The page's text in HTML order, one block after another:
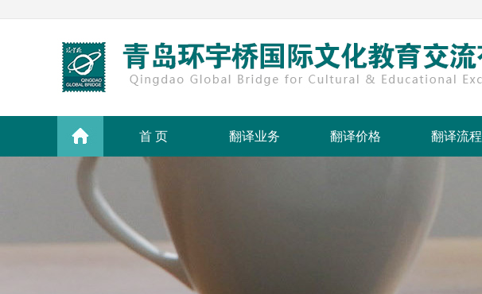
首 页 翻译业务 翻译价格 翻译流程